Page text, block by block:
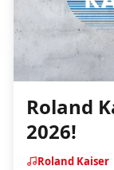
Roland
2026!
Roland Kaiser